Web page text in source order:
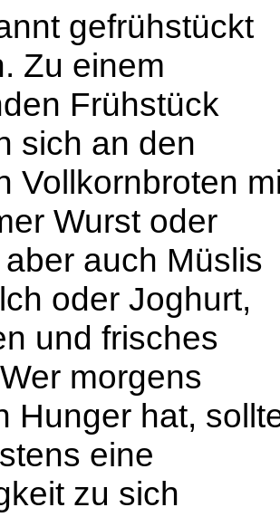
gefrühstückt
Zu einem
Frühstück
sich an den
Vollkornbroten
Wurst oder
auch Müslis
oder Joghurt,
und frisches
morgens
Hunger hat,
eine
zu sich